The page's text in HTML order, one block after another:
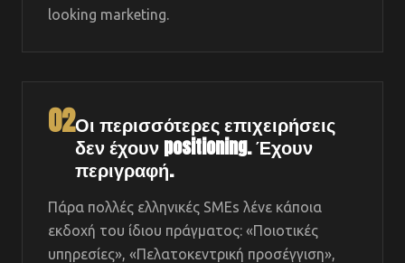
looking marketing.
02Οι περισσότερες επιχειρήσεις
δεν έχουν positioning. Έχουν
περιγραφή.
Πάρα πολλές ελληνικές SMEs λένε κάποια
εκδοχή του ίδιου πράγματος: «Ποιοτικές
υπηρεσίες», «Πελατοκεντρική προσέγγιση»,